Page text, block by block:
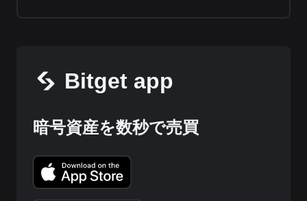
Bitget app
暗号資産を数秒で売買